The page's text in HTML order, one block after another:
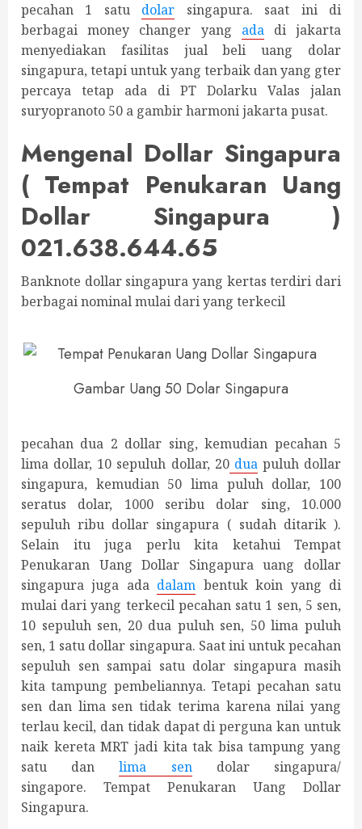
pecahan 1 satu dolar singapura. saat ini di
berbagai money changer yang adadi jakarta
menyediakan fasilitas jual beli uang dolar
singapura, tetapi untuk yang terbaik dan yang gter
percaya tetap ada di PT Dolarku Valas jalan
suryopranoto 50 a gambir harmoni jakarta pusat.
Mengenal Dollar Singapura
( Tempat Penukaran Uang
Dollar Singapura )
021.638.644.65
Banknote dollar singapura yang kertas terdiri dari
berbagai nominal mulai dari yang terkecil
Gambar Uang 50 Dolar Singapura
pecahan dua 2 dollar sing, kemudian pecahan 5
lima dollar, 10 sepuluh dollar, 20duapuluh dollar
singapura, kemudian 50 lima puluh dollar, 100
seratus dolar, 1000 seribu dolar sing, 10.000
sepuluh ribu dollar singapura ( sudah ditarik ).
Selain itu juga perlu kita ketahui Tempat
Penukaran Uang Dollar Singapura uang dollar
singapura juga ada dalam bentuk koin yang di
mulai dari yang terkecil pecahan satu 1 sen, 5 sen,
10 sepuluh sen, 20 dua puluh sen, 50 lima puluh
sen, 1 satu dollar singapura. Saat ini untuk pecahan
sepuluh sen sampai satu dolar singapura masih
kita tampung pembeliannya. Tetapi pecahan satu
sen dan lima sen tidak terima karena nilai yang
terlau kecil, dan tidak dapat di perguna kan untuk
naik kereta MRT jadi kita tak bisa tampung yang
satu danlima sendolar singapura/
singapore. Tempat Penukaran Uang Dollar
Singapura.